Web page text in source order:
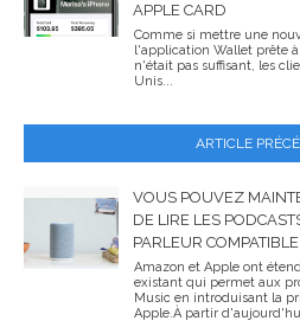
APPLE CARD
Comme si mettre une
l'application Wallet prête
n'était pas suffisant, les
Unis...
ARTICLE
VOUS POUVEZ
DE LIRE LES
PARLEUR
Amazon et Apple ont
existant qui permet aux
Music en introduisant la
Apple.À partir